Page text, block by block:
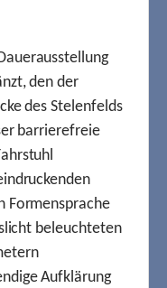
den der
des Stelenfelds
barrierefreie
Formensprache
beleuchteten
Aufklärung